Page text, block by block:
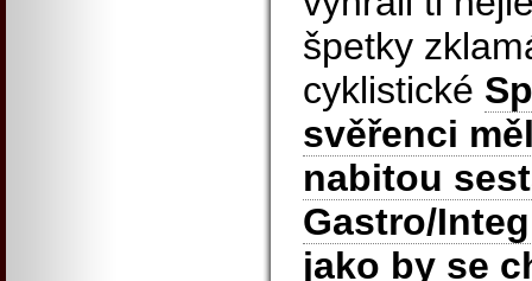
špetky
cyklistické
svěřenci
nabitou
Gastro/
jako by se